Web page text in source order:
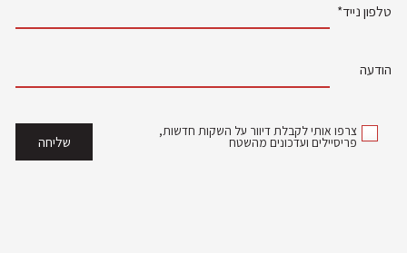
טלפון נייד*
הודעה
צרפו אותי לקבלת דיוור על השקות חדשות,
פריסיילים ועדכונים מהשטח